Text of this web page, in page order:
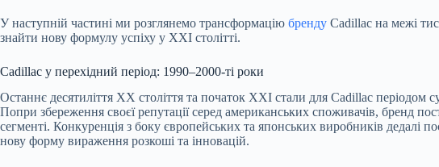
У наступній частині ми розглянемо трансформацію бренду Cadillac на межі
знайти нову формулу успіху у XXI столітті.
Cadillac у перехідний період: 1990–2000-ті роки
Останнє десятиліття XX століття та початок XXI стали для Cadillac періодом
Попри збереження своєї репутації серед американських споживачів, бренд
сегменті. Конкуренція з боку європейських та японських виробників дедалі
нову форму вираження розкоші та інновацій.